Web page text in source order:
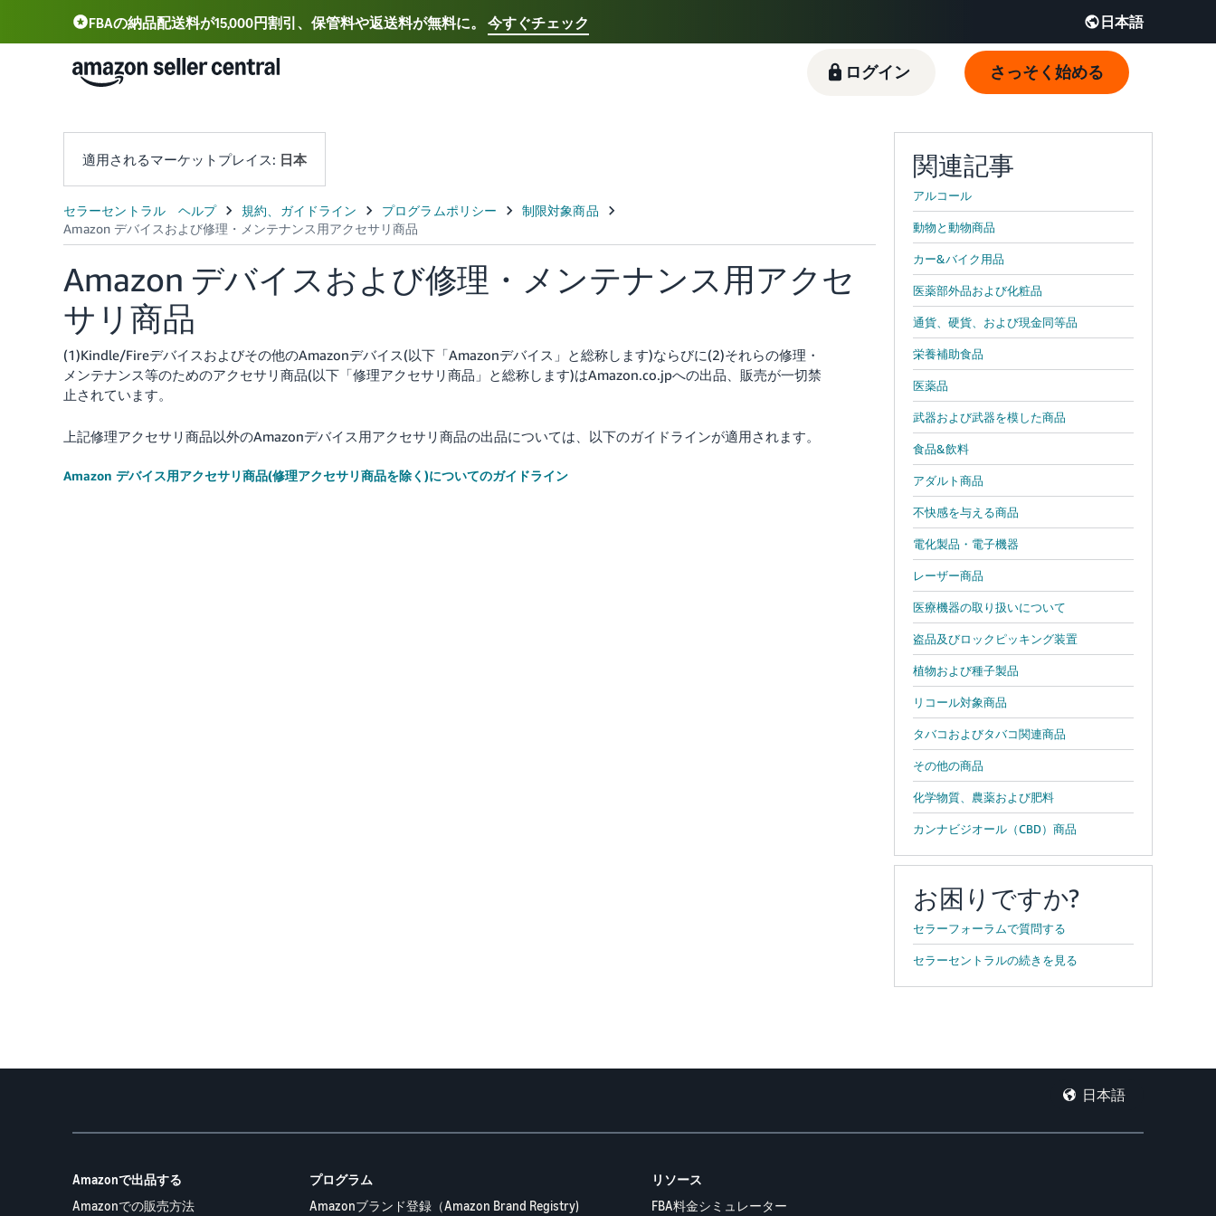
FBAの納品配送料が15,000円割引、保管料や返送料が無料に。 今すぐチェック 日本語
Select your preferred language
中文 - CN Deutsch - DE 日本語 - JP English - JP
ログイン さっそく始める
適用されるマーケットプレイス: 日本
Amazon デバイスおよび修理・メンテナンス用アクセ
サリ商品
(1)Kindle/Fireデバイスおよびその他のAmazonデバイス(以下「Amazonデバイス」と総称します)ならびに(2)それらの修理・
メンテナンス等のためのアクセサリ商品(以下「修理アクセサリ商品」と総称します)はAmazon.co.jpへの出品、販売が一切禁
止されています。
上記修理アクセサリ商品以外のAmazonデバイス用アクセサリ商品の出品については、以下のガイドラインが適用されます。
Amazon デバイス用アクセサリ商品(修理アクセサリ商品を除く)についてのガイドライン
関連記事
アルコール
動物と動物商品
カー&バイク用品
医薬部外品および化粧品
通貨、硬貨、および現金同等品
栄養補助食品
医薬品
武器および武器を模した商品
食品&飲料
アダルト商品
不快感を与える商品
電化製品・電子機器
レーザー商品
医療機器の取り扱いについて
盗品及びロックピッキング装置
植物および種子製品
リコール対象商品
タバコおよびタバコ関連商品
その他の商品
化学物質、農薬および肥料
カンナビジオール（CBD）商品
お困りですか?
セラーフォーラムで質問する
セラーセントラルの続きを見る
日本語
Amazonで出品する
Amazonでの販売方法
プログラム
Amazonブランド登録（Amazon Brand Registry)
リソース
FBA料金シミュレーター